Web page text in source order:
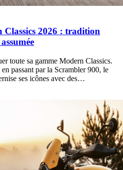
2026 : tradition
toute sa gamme Modern Classics.
passant par la Scrambler 900, le
ses icônes avec des…